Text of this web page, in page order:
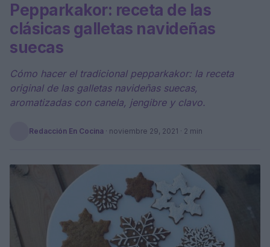
Pepparkakor: receta de las
clásicas galletas navideñas
suecas
Cómo hacer el tradicional pepparkakor: la receta
original de las galletas navideñas suecas,
aromatizadas con canela, jengibre y clavo.
Redacción En Cocina · noviembre 29, 2021 · 2 min